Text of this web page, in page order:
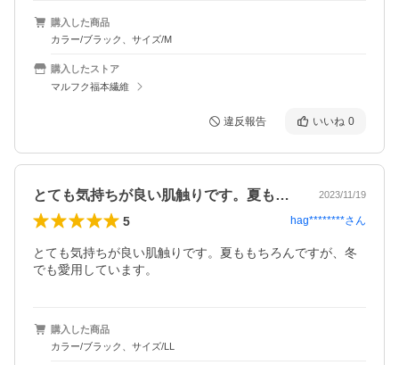
購入した商品
カラー/ブラック、サイズ/M
購入したストア
マルフク福本繊維
違反報告 いいね 0
とても気持ちが良い肌触りです。夏ももち… 2023/11/19
5 hag********さん
とても気持ちが良い肌触りです。夏ももちろんですが、冬
でも愛用しています。
購入した商品
カラー/ブラック、サイズ/LL